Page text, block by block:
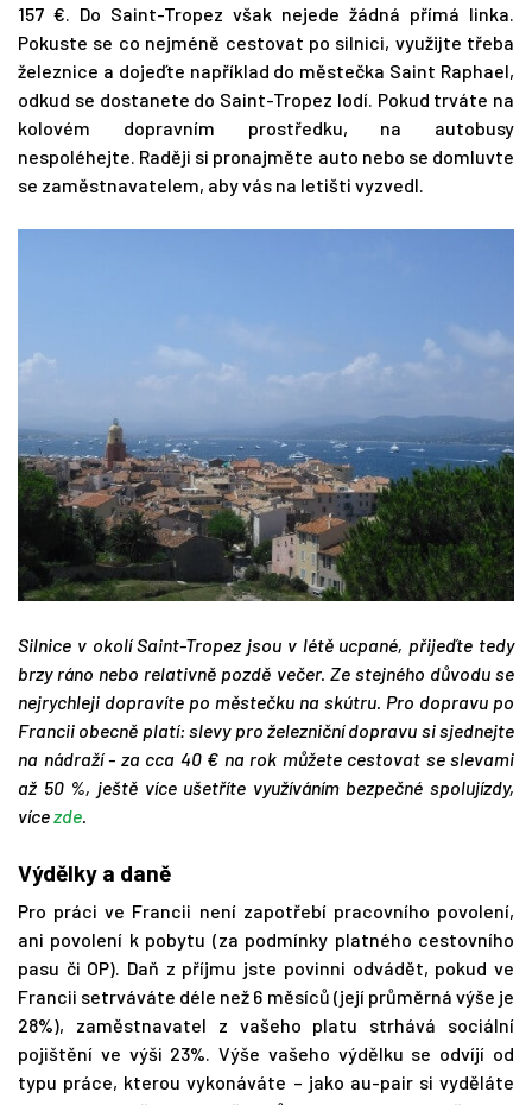
157 €. Do Saint-Tropez však nejede žádná přímá linka.
Pokuste se co nejméně cestovat po silnici, využijte třeba
železnice a dojeďte například do městečka Saint Raphael,
odkud se dostanete do Saint-Tropez lodí. Pokud trváte na
kolovém dopravním prostředku, na autobusy
nespoléhejte. Raději si pronajměte auto nebo se domluvte
se zaměstnavatelem, aby vás na letišti vyzvedl.
Silnice v okolí Saint-Tropez jsou v létě ucpané, přijeďte tedy
brzy ráno nebo relativně pozdě večer. Ze stejného důvodu se
nejrychleji dopravíte po městečku na skútru. Pro dopravu po
Francii obecně platí: slevy pro železniční dopravu si sjednejte
na nádraží - za cca 40 € na rok můžete cestovat se slevami
až 50 %, ještě více ušetříte využíváním bezpečné spolujízdy,
vícezde.
Výdělky a daně
Pro práci ve Francii není zapotřebí pracovního povolení,
ani povolení k pobytu (za podmínky platného cestovního
pasu či OP). Daň z příjmu jste povinni odvádět, pokud ve
Francii setrváváte déle než 6 měsíců (její průměrná výše je
28%), zaměstnavatel z vašeho platu strhává sociální
pojištění ve výši 23%. Výše vašeho výdělku se odvíjí od
typu práce, kterou vykonáváte – jako au-pair si vyděláte